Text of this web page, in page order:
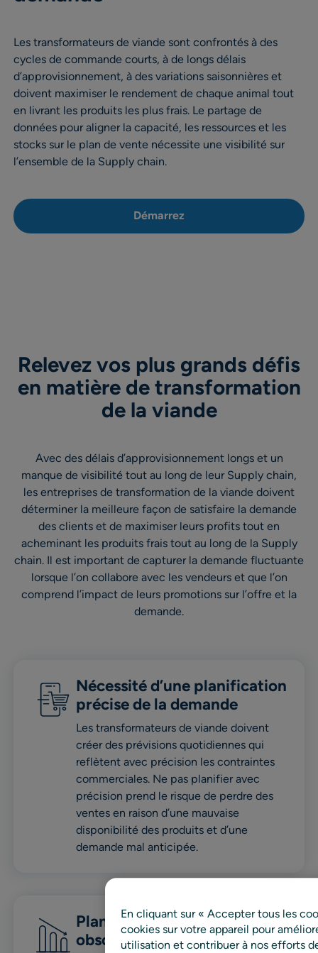
Les transformateurs de viande sont confrontés à des
cycles de commande courts, à de longs délais
d’approvisionnement, à des variations saisonnières et
doivent maximiser le rendement de chaque animal tout
en livrant les produits les plus frais. Le partage de
données pour aligner la capacité, les ressources et les
stocks sur le plan de vente nécessite une visibilité sur
l’ensemble de la Supply chain.
Démarrez
Relevez vos plus grands défis
en matière de transformation
de la viande
Avec des délais d’approvisionnement longs et un
manque de visibilité tout au long de leur Supply chain,
les entreprises de transformation de la viande doivent
déterminer la meilleure façon de satisfaire la demande
des clients et de maximiser leurs profits tout en
acheminant les produits frais tout au long de la Supply
chain. Il est important de capturer la demande fluctuante
lorsque l’on collabore avec les vendeurs et que l’on
comprend l’impact de leurs promotions sur l’offre et la
demande.
Nécessité d’une planification
précise de la demande
Les transformateurs de viande doivent
créer des prévisions quotidiennes qui
reflètent avec précision les contraintes
commerciales. Ne pas planifier avec
précision prend le risque de perdre des
ventes en raison d’une mauvaise
disponibilité des produits et d’une
demande mal anticipée.
Planification de production
obsolète et cloisonnée
En cliquant sur « Accepter tous les
cookies sur votre appareil pour
utilisation et contribuer à nos efforts